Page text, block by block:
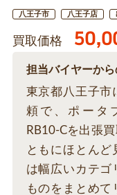
八王子市 八王子店
買取価格
担当バイヤーから
東京都八王子市
頼で、ポータ
RB10-Cを出張
ともにほとんど
は幅広いカテゴ
ものをまとめて